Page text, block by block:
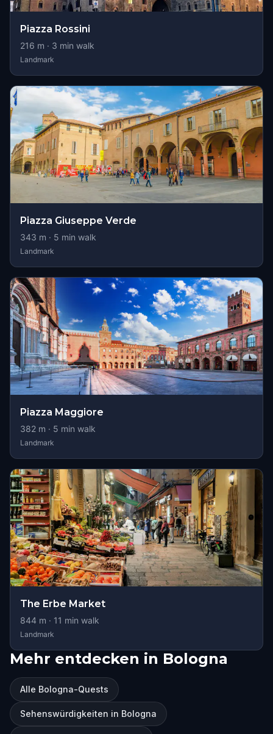
Piazza Rossini
216 m · 3 min walk
Landmark
Piazza Giuseppe Verde
343 m · 5 min walk
Landmark
Piazza Maggiore
382 m · 5 min walk
Landmark
The Erbe Market
844 m · 11 min walk
Landmark
Mehr entdecken in Bologna
Alle Bologna-Quests
Sehenswürdigkeiten in Bologna